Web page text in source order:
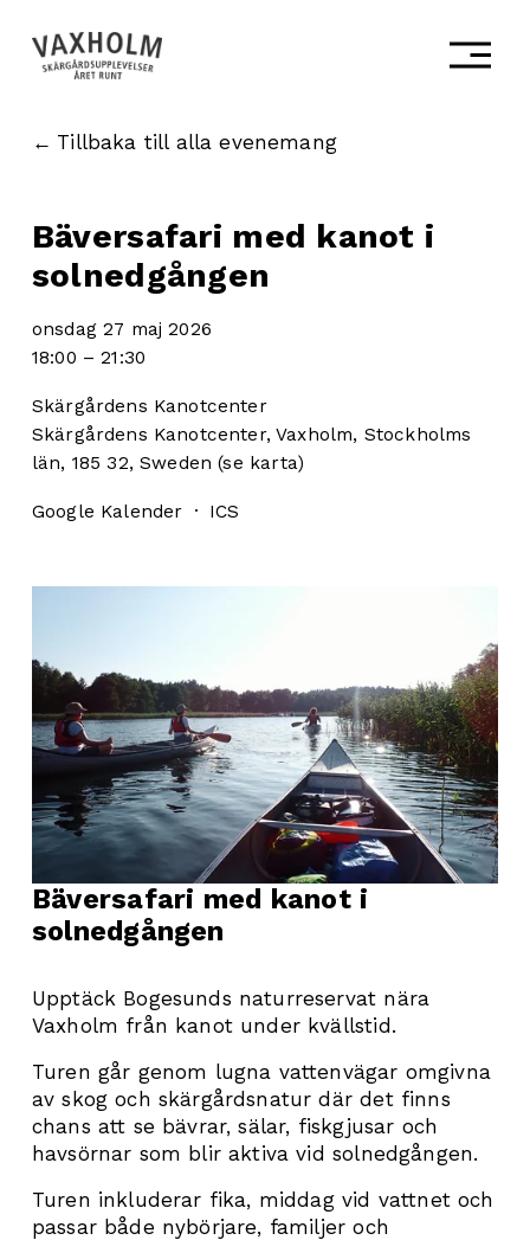
Ö
p
Tillbaka till alla evenemang
Bäversafari med kanot i
solnedgången
onsdag 27 maj 2026
18:00
21:30
Skärgårdens Kanotcenter
Skärgårdens Kanotcenter Vaxholm, Stockholms
län, 185 32 Sweden (se karta)
Google Kalender ICS
Bäversafari med kanot i
solnedgången
Upptäck Bogesunds naturreservat nära
Vaxholm från kanot under kvällstid.
Turen går genom lugna vattenvägar omgivna
av skog och skärgårdsnatur där det finns
chans att se bävrar, sälar, fiskgjusar och
havsörnar som blir aktiva vid solnedgången.
Turen inkluderar fika, middag vid vattnet och
passar både nybörjare, familjer och